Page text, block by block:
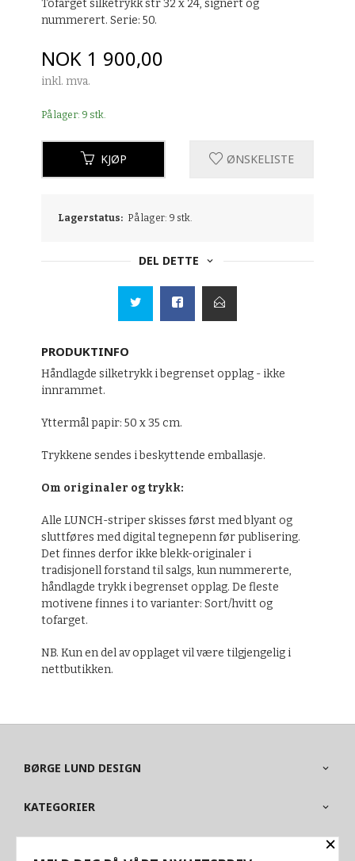
Tofarget silketrykk str 32 x 24, signert og
nummerert. Serie: 50.
Pris
NOK 1 900,00
inkl. mva.
På lager: 9 stk.
KJØP ØNSKELISTE
Lagerstatus: På lager: 9 stk.
DEL DETTE
PRODUKTINFO
Håndlagde silketrykk i begrenset opplag - ikke
innrammet.
Yttermål papir: 50 x 35 cm.
Trykkene sendes i beskyttende emballasje.
Om originaler og trykk:
Alle LUNCH-striper skisses først med blyant og
sluttføres med digital tegnepenn før publisering.
Det finnes derfor ikke blekk-originaler i
tradisjonell forstand til salgs, kun nummererte,
håndlagde trykk i begrenset opplag. De fleste
motivene finnes i to varianter: Sort/hvitt og
tofarget.
NB. Kun en del av opplaget vil være tilgjengelig i
nettbutikken.
BØRGE LUND DESIGN
KATEGORIER
×